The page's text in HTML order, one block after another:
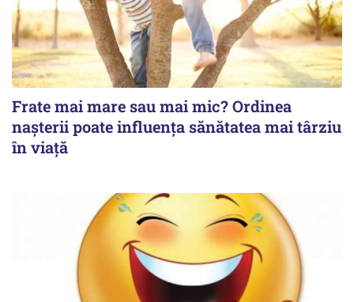
Frate mai mare sau mai mic? Ordinea
nașterii poate influența sănătatea mai târziu
în viață